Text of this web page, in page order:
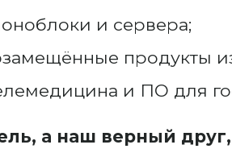
и сервера;
продукты
и ПО для
а наш верный